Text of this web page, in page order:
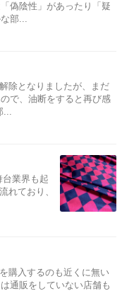
偽陰性」があったり「疑
部...
除となりましたが、まだ
で、油断をすると再び感
業界も起
れており、
購入するのも近くに無い
通販をしていない店舗も